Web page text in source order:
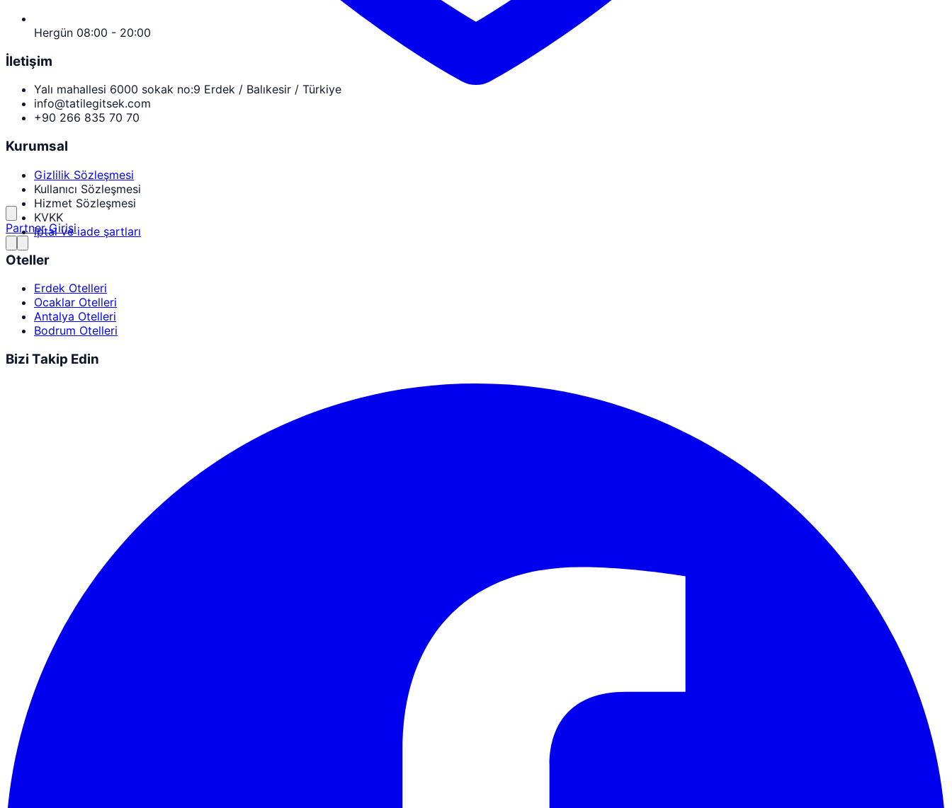
Partner Girişi
Hergün 08:00 - 20:00
İletişim
Yalı mahallesi 6000 sokak no:9 Erdek / Balıkesir / Türkiye
info@tatilegitsek.com
+90 266 835 70 70
Kurumsal
Gizlilik Sözleşmesi
Kullanıcı Sözleşmesi
Hizmet Sözleşmesi
KVKK
iptal ve iade şartları
Oteller
Erdek Otelleri
Ocaklar Otelleri
Antalya Otelleri
Bodrum Otelleri
Bizi Takip Edin